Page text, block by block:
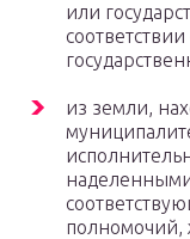
или
из земли,